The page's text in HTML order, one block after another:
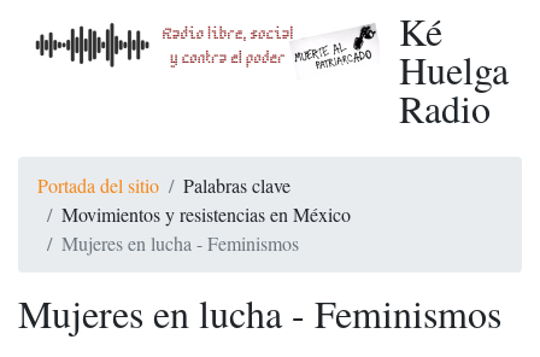
Ké
Huelga
Radio
Portada del sitio
Palabras clave
Movimientos y resistencias en México
Mujeres en lucha - Feminismos
Mujeres en lucha - Feminismos